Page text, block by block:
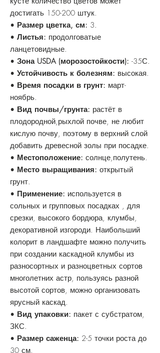
достигать 150-200 штук.
• Размер цветка, см: 3.
• Листья: продолговатые
ланцетовидные.
• Зона USDA (морозостойкости): -35С.
• Устойчивость к болезням: высокая.
• Время посадки в грунт: март-
ноябрь.
• Вид почвы/грунта: растёт в
плодородной,рыхлой почве, не любит
кислую почву, поэтому в верхний слой
добавить древесной золы при посадке.
• Местоположение: солнце,полутень.
• Место выращивания: открытый
грунт.
• Применение: используется в
сольных и групповых посадках , для
срезки, высокого бордюра, клумбы,
декоративной изгороди. Наибольший
колорит в ландшафте можно получить
при создании каскадной клумбы из
разносортных и разноцветных сортов
многолетних астр, пользуясь разной
высотой сортов, можно организовать
ярусный каскад.
• Вид упаковки: пакет с субстратом,
ЗКС.
• Размер саженца: 2-5 точки роста до
30 см.